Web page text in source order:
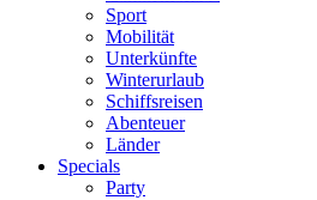
Sport
Mobilität
Unterkünfte
Winterurlaub
Schiffsreisen
Abenteuer
Länder
Specials
Party